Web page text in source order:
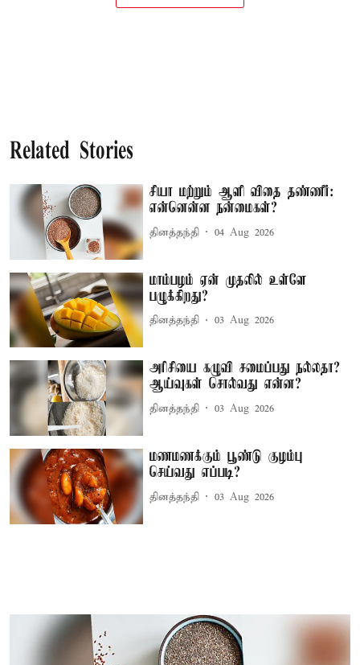
Related Stories
சியா மற்றும் ஆளி விதை தண்ணீர்:
என்னென்ன நன்மைகள்?
தினத்தந்தி 04 Aug 2026
மாம்பழம் ஏன் முதலில் உள்ளே
பழுக்கிறது?
தினத்தந்தி 03 Aug 2026
அரிசியை கழுவி சமைப்பது நல்லதா?
ஆய்வுகள் சொல்வது என்ன?
தினத்தந்தி 03 Aug 2026
மணமணக்கும் பூண்டு குழம்பு
செய்வது எப்படி?
தினத்தந்தி 03 Aug 2026